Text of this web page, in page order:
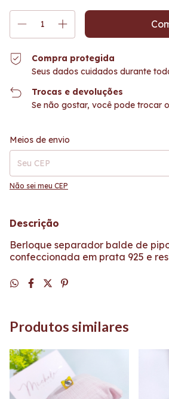
Compra protegida
Seus dados cuidados durante
Trocas e devoluções
Se não gostar, você pode trocar
Entregas para o CEP:
Meios de envio
Não sei meu CEP
Descrição
Berloque separador balde de
confeccionada em prata 925 e
Produtos similares